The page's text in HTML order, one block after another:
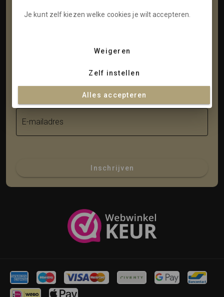
E-mailadres
Inschrijven
Je kunt zelf kiezen welke cookies je wilt accepteren.
Weigeren
Zelf instellen
Alles accepteren